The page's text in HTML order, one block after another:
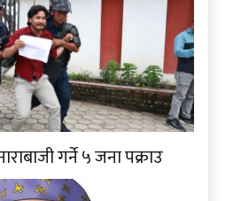
गर्ने ५ जना पक्राउ